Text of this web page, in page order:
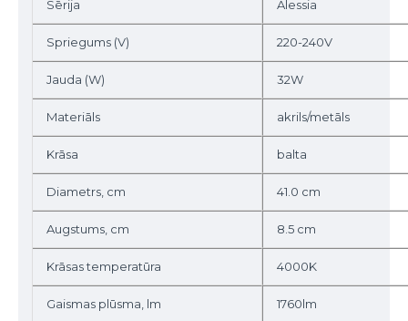
Sērija Alessia
Spriegums (V) 220-240V
Jauda (W) 32W
Materiāls akrils/metāls
Krāsa balta
Diametrs, cm 41.0 cm
Augstums, cm 8.5 cm
Krāsas temperatūra 4000K
Gaismas plūsma, lm 1760lm